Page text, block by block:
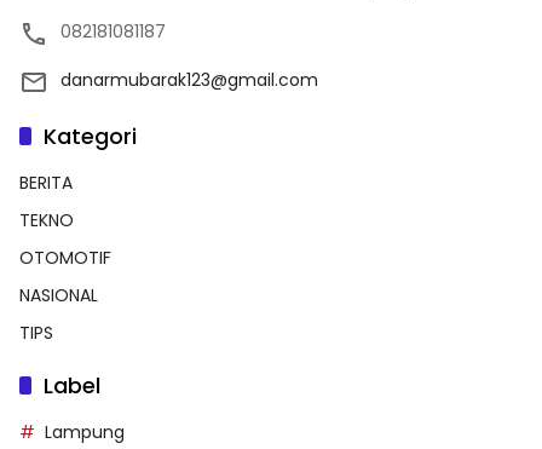
082181081187
danarmubarak123@gmail.com
Kategori
BERITA
TEKNO
OTOMOTIF
NASIONAL
TIPS
Label
Lampung